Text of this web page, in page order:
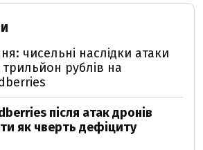
чисельні наслідки атаки
рублів на
після атак дронів
як чверть дефіциту